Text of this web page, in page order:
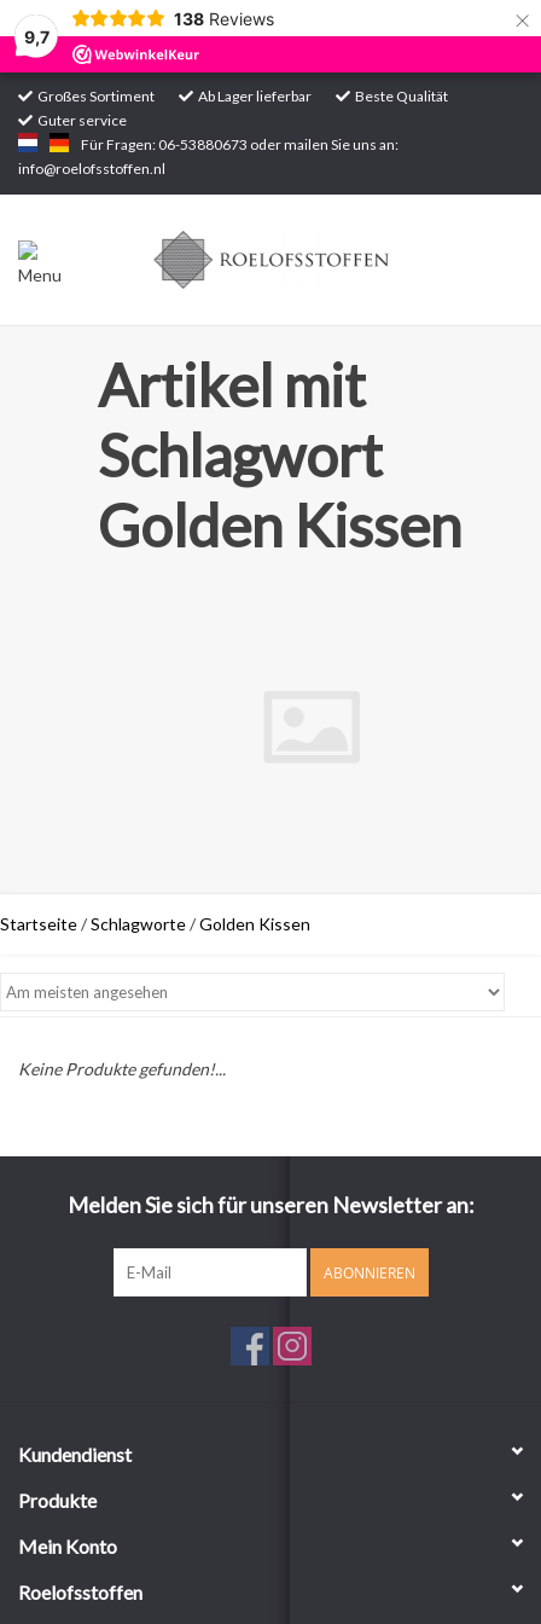
9,7
138 Reviews ×
Großes Sortiment Ab Lager lieferbar
Beste Qualität
Guter service
Für Fragen: 06-53880673 oder mailen Sie uns an:
info@roelofsstoffen.nl
Startseite
Sortiment
Artikel mit
Schlagwort
Golden Kissen
Startseite/Schlagworte/Golden Kissen
Keine Produkte gefunden!...
Melden Sie sich für unseren Newsletter an:
ABONNIEREN
Kundendienst
Produkte
Mein Konto
Roelofsstoffen